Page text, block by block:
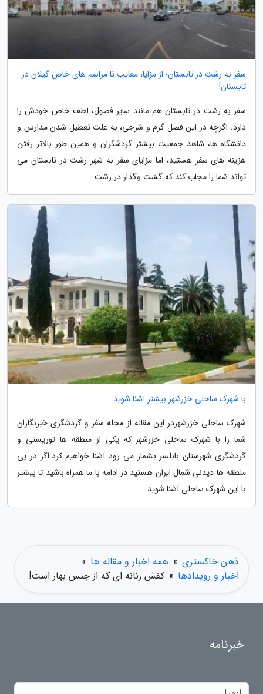
سفر به رشت در تابستان؛ از مزایا، معایب تا مراسم های خاص گیلان در
تابستان!
سفر به رشت در تابستان هم مانند سایر فصول، لطف خاص خودش را
دارد. اگرچه در این فصل گرم و شرجی، به علت تعطیل شدن مدارس و
دانشگاه ها، شاهد جمعیت بیشتر گردشگران و همین طور بالاتر رفتن
هزینه های سفر هستید، اما مزایای سفر به شهر رشت در تابستان می
تواند شما را مجاب کند که گشت وگذار در رشت...
با شهرک ساحلی خزرشهر بیشتر آشنا شوید
شهرک ساحلی خزرشهردر این مقاله از مجله سفر و گردشگری خبرنگاران
شما را با شهرک ساحلی خزرشهر که یکی از منطقه ها توریستی و
گردشگری شهرستان بابلسر بشمار می رود آشنا خواهیم کرد.اگر در پی
منطقه ها دیدنی شمال ایران هستید در ادامه با ما همراه باشید تا بیشتر
با این شهرک ساحلی آشنا شوید
ذهن خاکستری » همه اخبار و مقاله ها »
اخبار و رویدادها » کفش زنانه ای که از جنس بهار است!
خبرنامه